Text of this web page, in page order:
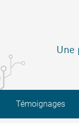
Une
Témoignages